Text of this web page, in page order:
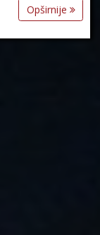
Opširnije